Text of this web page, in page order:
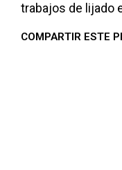
trabajos de lijado
COMPARTIR ESTE